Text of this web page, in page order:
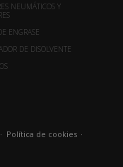
NEUMÁTICOS Y
ENGRASE
DE DISOLVENTE
· Política de cookies ·